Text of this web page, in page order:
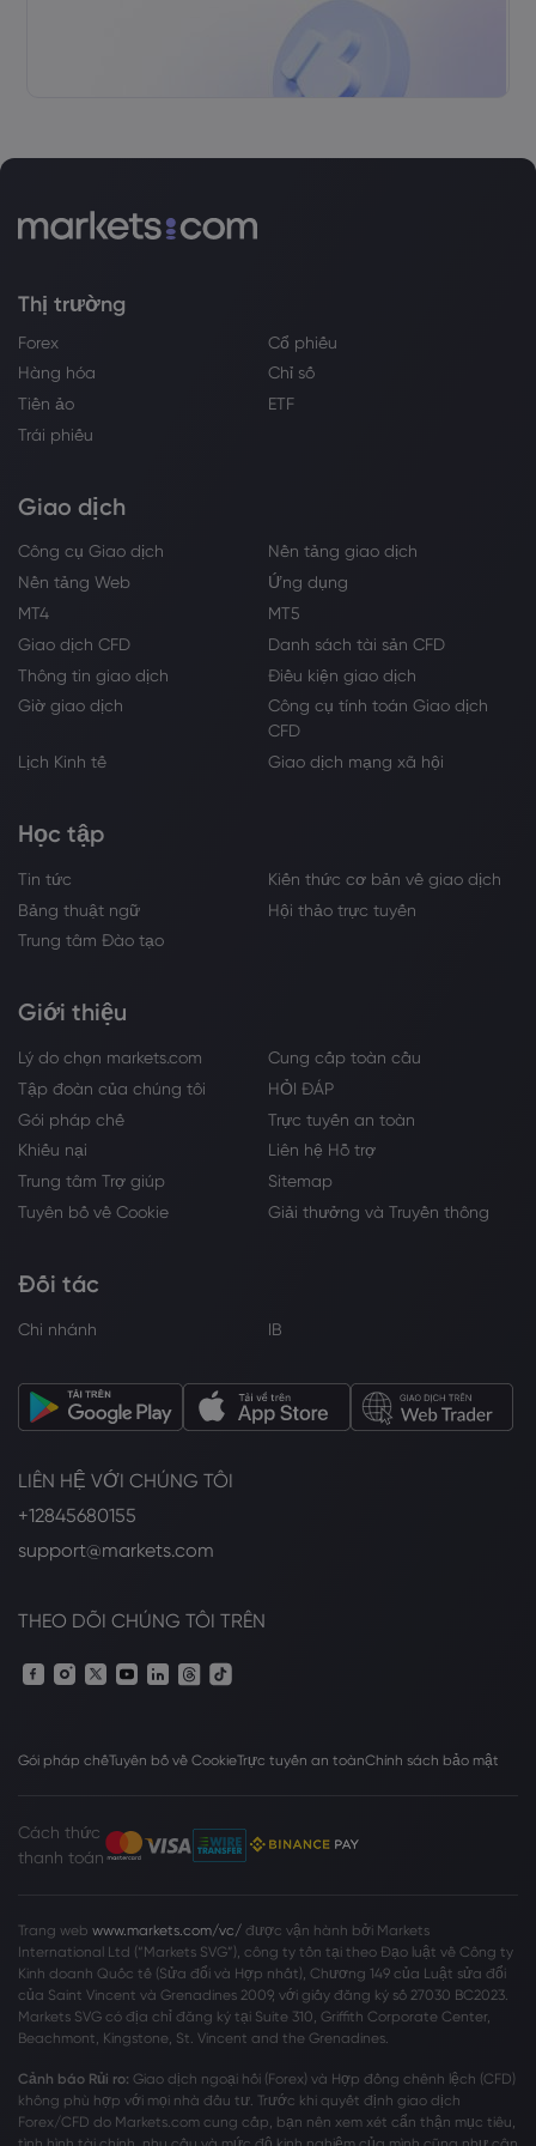
Thị trường
Forex
Cổ phiếu
Hàng hóa
Chỉ số
Tiền ảo
ETF
Trái phiếu
Giao dịch
Công cụ Giao dịch
Nền tảng giao dịch
Nền tảng Web
Ứng dụng
MT4
MT5
Giao dịch CFD
Danh sách tài sản CFD
Thông tin giao dịch
Điều kiện giao dịch
Giờ giao dịch
Công cụ tính toán Giao dịch
CFD
Lịch Kinh tế
Giao dịch mạng xã hội
Học tập
Tin tức
Kiến thức cơ bản về giao dịch
Bảng thuật ngữ
Hội thảo trực tuyến
Trung tâm Đào tạo
Giới thiệu
Lý do chọn markets.com
Cung cấp toàn cầu
Tập đoàn của chúng tôi
HỎI ĐÁP
Gói pháp chế
Trực tuyến an toàn
Khiếu nại
Liên hệ Hỗ trợ
Trung tâm Trợ giúp
Sitemap
Tuyên bố về Cookie
Giải thưởng và Truyền thông
Đối tác
Chi nhánh IB
LIÊN HỆ VỚI CHÚNG TÔI
+12845680155
support@markets.com
THEO DÕI CHÚNG TÔI TRÊN
Gói pháp chếTuyên bố về CookieTrực tuyến an toànChính sách bảo mật
Cách thức
thanh toán
Trang web www.markets.com/vc/ được vận hành bởi Markets
International Ltd (“Markets SVG”), công ty tồn tại theo Đạo luật về Công ty
Kinh doanh Quốc tế (Sửa đổi và Hợp nhất), Chương 149 của Luật sửa đổi
của Saint Vincent và Grenadines 2009, với giấy đăng ký số 27030 BC2023.
Markets SVG có địa chỉ đăng ký tại Suite 310, Griffith Corporate Center,
Beachmont, Kingstone, St. Vincent and the Grenadines.
Cảnh báo Rủi ro: Giao dịch ngoại hối (Forex) và Hợp đồng chênh lệch (CFD)
không phù hợp với mọi nhà đầu tư. Trước khi quyết định giao dịch
Forex/CFD do Markets.com cung cấp, bạn nên xem xét cẩn thận mục tiêu,